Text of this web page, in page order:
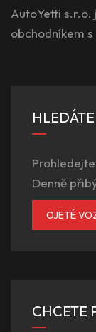
AutoYetti
obchodníkem
Denně
OJETÉ
CHCETE